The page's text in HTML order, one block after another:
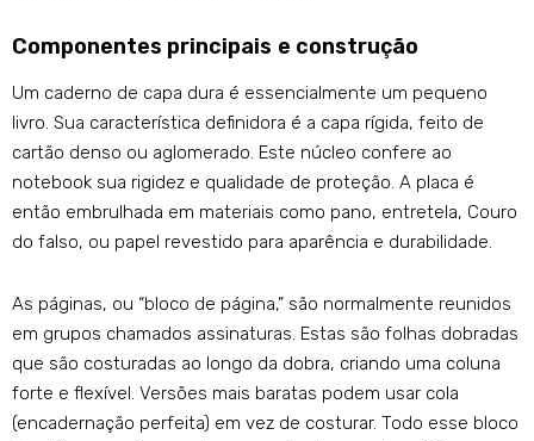
Componentes principais e construção
Um caderno de capa dura é essencialmente um pequeno
livro. Sua característica definidora é a capa rígida, feito de
cartão denso ou aglomerado. Este núcleo confere ao
notebook sua rigidez e qualidade de proteção. A placa é
então embrulhada em materiais como pano, entretela, Couro
do falso, ou papel revestido para aparência e durabilidade.
As páginas, ou “bloco de página,” são normalmente reunidos
em grupos chamados assinaturas. Estas são folhas dobradas
que são costuradas ao longo da dobra, criando uma coluna
forte e flexível. Versões mais baratas podem usar cola
(encadernação perfeita) em vez de costurar. Todo esse bloco